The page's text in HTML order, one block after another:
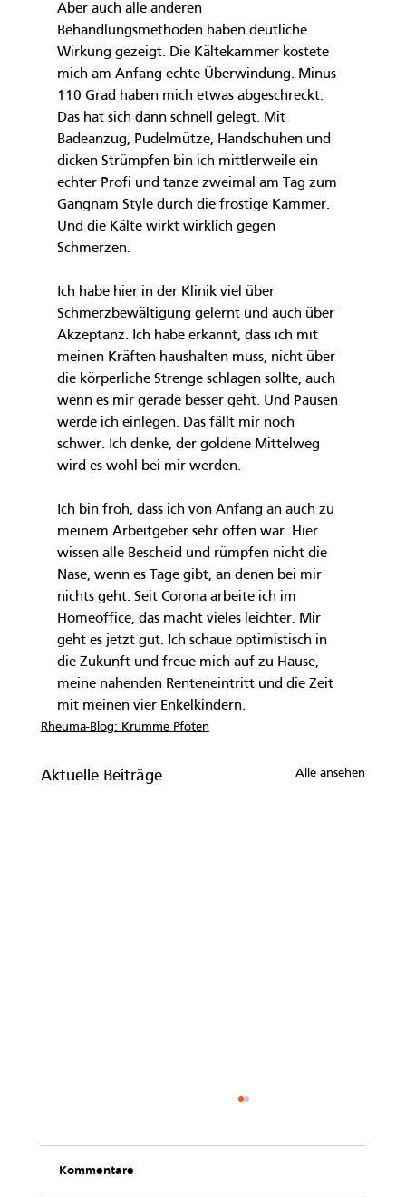
Aber auch alle anderen
Behandlungsmethoden haben deutliche
Wirkung gezeigt. Die Kältekammer kostete
mich am Anfang echte Überwindung. Minus
110 Grad haben mich etwas abgeschreckt.
Das hat sich dann schnell gelegt. Mit
Badeanzug, Pudelmütze, Handschuhen und
dicken Strümpfen bin ich mittlerweile ein
echter Profi und tanze zweimal am Tag zum
Gangnam Style durch die frostige Kammer.
Und die Kälte wirkt wirklich gegen
Schmerzen.
Ich habe hier in der Klinik viel über
Schmerzbewältigung gelernt und auch über
Akzeptanz. Ich habe erkannt, dass ich mit
meinen Kräften haushalten muss, nicht über
die körperliche Strenge schlagen sollte, auch
wenn es mir gerade besser geht. Und Pausen
werde ich einlegen. Das fällt mir noch
schwer. Ich denke, der goldene Mittelweg
wird es wohl bei mir werden.
Ich bin froh, dass ich von Anfang an auch zu
meinem Arbeitgeber sehr offen war. Hier
wissen alle Bescheid und rümpfen nicht die
Nase, wenn es Tage gibt, an denen bei mir
nichts geht. Seit Corona arbeite ich im
Homeoffice, das macht vieles leichter. Mir
geht es jetzt gut. Ich schaue optimistisch in
die Zukunft und freue mich auf zu Hause,
meine nahenden Renteneintritt und die Zeit
mit meinen vier Enkelkindern.
Rheuma-Blog: Krumme Pfoten
Aktuelle Beiträge Alle ansehen
Kommentare